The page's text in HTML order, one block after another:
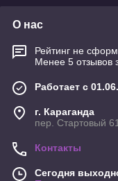
О нас
Рейтинг не
Менее 5 отзывов
Работает с
г. Караганда
пер. Стартовый
Контакты
Сегодня